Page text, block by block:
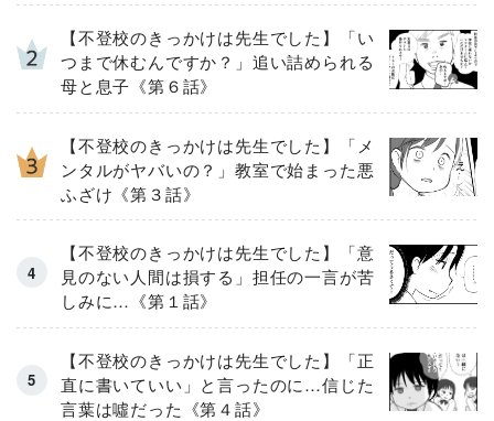
【不登校のきっかけは先生でした】「い
つまで休むんですか？」追い詰められる
母と息子《第６話》
【不登校のきっかけは先生でした】「メ
ンタルがヤバいの？」教室で始まった悪
ふざけ《第３話》
【不登校のきっかけは先生でした】「意
見のない人間は損する」担任の一言が苦
しみに…《第１話》
【不登校のきっかけは先生でした】「正
直に書いていい」と言ったのに…信じた
言葉は噓だった《第４話》